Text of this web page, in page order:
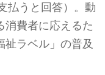
払うと回答）。動
消費者に応えるた
祉ラベル」の普及